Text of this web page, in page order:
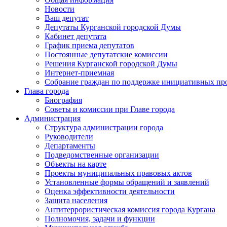
Новости
Ваш депутат
Депутаты Курганской городской Думы
Кабинет депутата
График приема депутатов
Постоянные депутатские комиссии
Решения Курганской городской Думы
Интернет-приемная
Собрание граждан по поддержке инициативных
Глава города
Биография
Советы и комиссии при Главе города
Администрация
Структура администрации города
Руководители
Департаменты
Подведомственные организации
Объекты на карте
Проекты муниципальных правовых актов
Установленные формы обращений и заявлений
Оценка эффективности деятельности
Защита населения
Антитеррористическая комиссия города Кургана
Полномочия, задачи и функции